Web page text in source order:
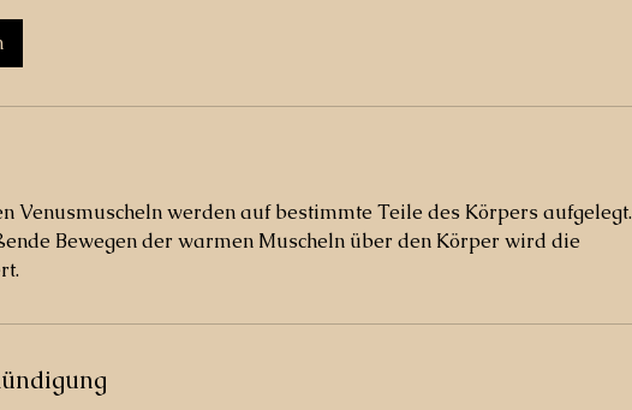
Venusmuscheln werden auf bestimmte Teile des Körpers aufgelegt.
Bewegen der warmen Muscheln über den Körper wird die